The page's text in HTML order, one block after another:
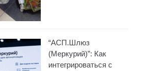
“АСП.Шлюз
(Меркурий)”: Как
интегрироваться с